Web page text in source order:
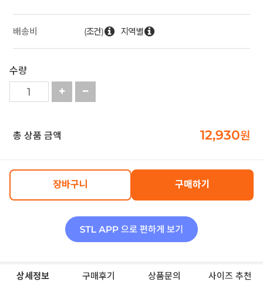
배송비 (조건) 지역별
수량
총 상품 금액 12,930원
장바구니 구매하기
상세정보 구매후기 상품문의 사이즈 추천